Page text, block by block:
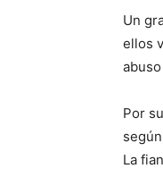
Un
ellos
Por
La